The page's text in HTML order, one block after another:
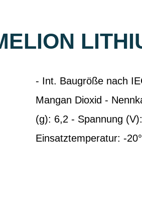
- Int. Baugröße nach
Mangan Dioxid -
(g): 6,2 - Spannung
Einsatztemperatur: -